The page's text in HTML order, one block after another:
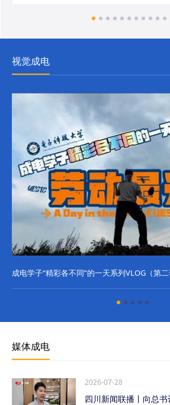
视觉成电
成电学子“精彩各不同”的一天系列VLOG（第二
媒体成电
2026-07-28
四川新闻联播丨向总